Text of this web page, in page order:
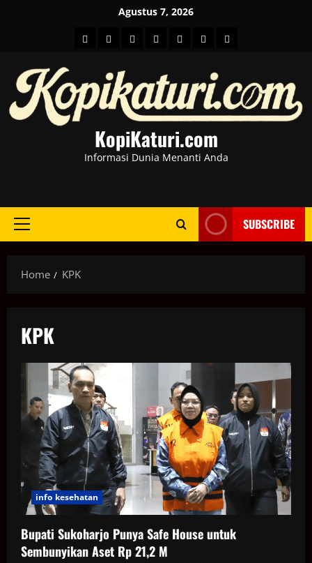
Agustus 7, 2026
HOMEBeritahot
BusinessKesehatan
SportEntertainment
KopiKaturi.com
Informasi Dunia Menanti Anda
Primary
SUBSCRIBE
Home KPK
KPK
info kesehatan
Bupati Sukoharjo Punya Safe House untuk
Sembunyikan Aset Rp 21,2 M